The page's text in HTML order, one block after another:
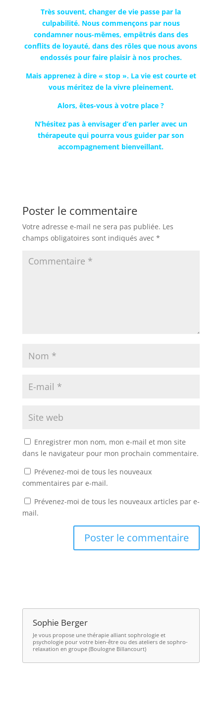
Très souvent, changer de vie passe par la
culpabilité. Nous commençons par nous
condamner nous-mêmes, empêtrés dans des
conflits de loyauté, dans des rôles que nous avons
endossés pour faire plaisir à nos proches.
Mais apprenez à dire « stop ». La vie est courte et
vous méritez de la vivre pleinement.
Alors, êtes-vous à votre place ?
N’hésitez pas à envisager d’en parler avec un
thérapeute qui pourra vous guider par son
accompagnement bienveillant.
Poster le commentaire
Votre adresse e-mail ne sera pas publiée. Les
champs obligatoires sont indiqués avec *
Enregistrer mon nom, mon e-mail et mon site
dans le navigateur pour mon prochain commentaire.
Prévenez-moi de tous les nouveaux
commentaires par e-mail.
Prévenez-moi de tous les nouveaux articles par e-
mail.
Sophie Berger
Je vous propose une thérapie alliant sophrologie et
psychologiepour votre bien-être ou des ateliers de sophro-
relaxation en groupe (Boulogne Billancourt)